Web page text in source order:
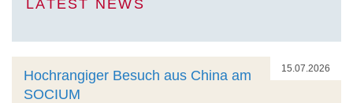
LATEST NEWS
15.07.2026
Hochrangiger Besuch aus China am
SOCIUM